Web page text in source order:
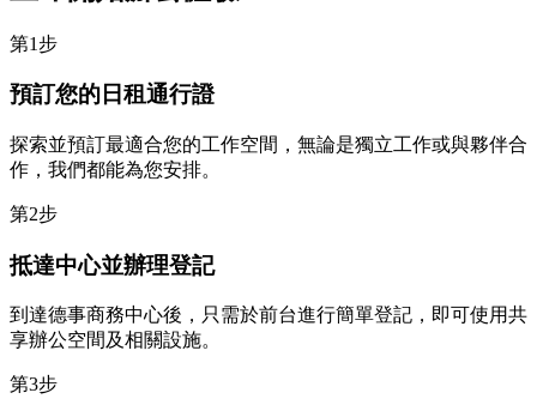
第1步
預訂您的日租通行證
探索並預訂最適合您的工作空間，無論是獨立工作或與夥伴合
作，我們都能為您安排。
第2步
抵達中心並辦理登記
到達德事商務中心後，只需於前台進行簡單登記，即可使用共
享辦公空間及相關設施。
第3步